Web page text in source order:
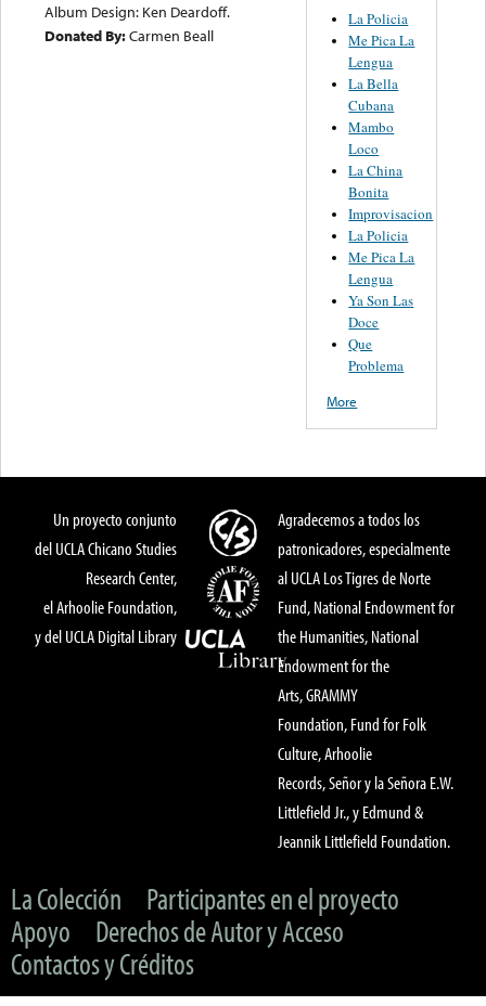
Album Design: Ken Deardoff.
Donated By:Carmen Beall
La Policia
Me Pica La
Lengua
La Bella
Cubana
Mambo
Loco
La China
Bonita
Improvisacion
La Policia
Me Pica La
Lengua
Ya Son Las
Doce
Que
Problema
More
Un proyecto conjunto
del UCLA Chicano Studies
Research Center,
el Arhoolie Foundation,
y del UCLA Digital Library
Agradecemos a todos los
patronicadores, especialmente
al UCLA Los Tigres de Norte
Fund, National Endowment for
the Humanities, National
Endowment for the
Arts, GRAMMY
Foundation, Fund for Folk
Culture, Arhoolie
Records, Señor y la Señora E.W.
Littlefield Jr., y Edmund &
Jeannik Littlefield Foundation.
La Colección
Participantes en el proyecto
Apoyo
Derechos de Autor y Acceso
Contactos y Créditos